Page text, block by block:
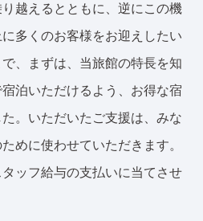
越えるとともに、逆にこの機
多くのお客様をお迎えしたい
、まずは、当旅館の特長を知
泊いただけるよう、お得な宿
。いただいたご支援は、みな
めに使わせていただきます。
ッフ給与の支払いに当てさせ